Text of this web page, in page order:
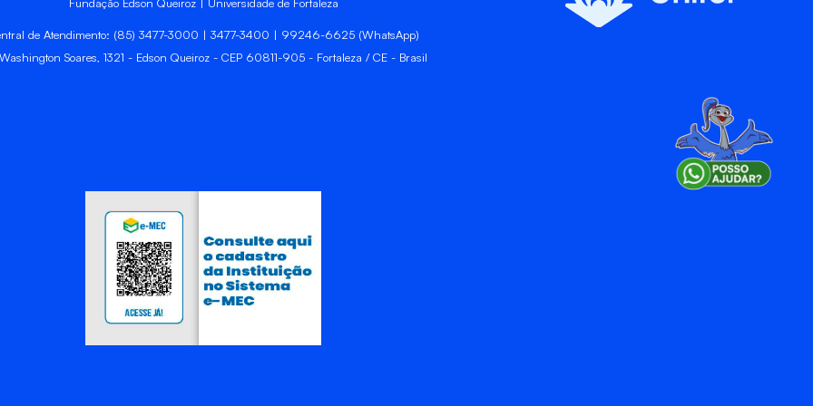
de Atendimento: (85) 3477-3000 | 3477-3400 | 99246-6625 (WhatsApp)
Soares, 1321 - Edson Queiroz - CEP 60811-905 - Fortaleza / CE - Brasil